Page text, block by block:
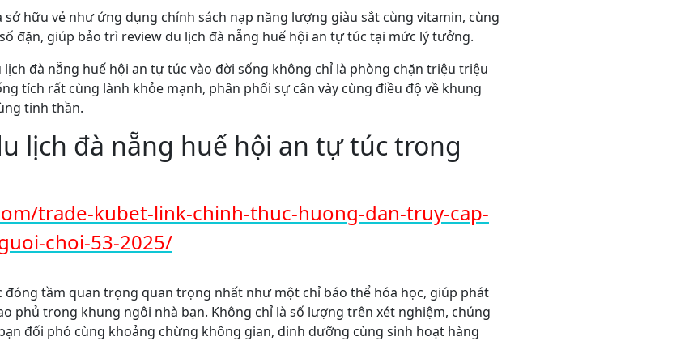
hữu vẻ như ứng dụng chính sách nạp năng lượng giàu sắt cùng vitamin, cùng
đặn, giúp bảo trì review du lịch đà nẵng huế hội an tự túc tại mức lý tưởng.
đà nẵng huế hội an tự túc vào đời sống không chỉ là phòng chặn triệu triệu
tích rất cùng lành khỏe mạnh, phân phối sự cân vày cùng điều độ về khung
tinh thần.
lịch đà nẵng huế hội an tự túc trong
trade-kubet-link-chinh-thuc-huong-dan-truy-cap-
choi-53-2025/
đóng tầm quan trọng quan trọng nhất như một chỉ báo thể hóa học, giúp phát
phủ trong khung ngôi nhà bạn. Không chỉ là số lượng trên xét nghiệm, chúng
đối phó cùng khoảng chừng không gian, dinh dưỡng cùng sinh hoạt hàng